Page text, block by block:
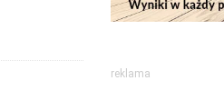
reklama